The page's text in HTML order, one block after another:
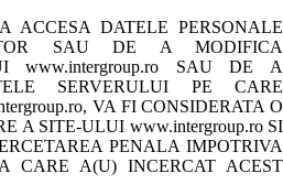
ACCESA DATELE PERSONALE
SAU DE A MODIFICA
www.intergroup.ro SAU DE A
SERVERULUI PE CARE
VA FI CONSIDERATA O
A SITE-ULUI www.intergroup.ro SI
PENALA IMPOTRIVA
CARE A(U) INCERCAT ACEST